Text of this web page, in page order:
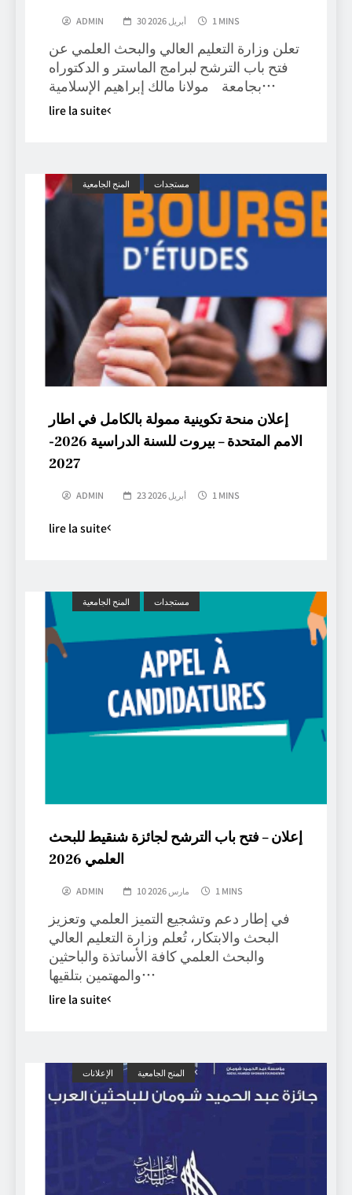
ADMIN 30 أبريل 2026 1 MINS
تعلن وزارة التعليم العالي والبحث العلمي عن
فتح باب الترشح لبرامج الماستر و الدكتوراه
بجامعة مولانا مالك إبراهيم الإسلامية…
lire la suite
المنح الجامعية مستجدات
إعلان منحة تكوينية ممولة بالكامل في اطار
الامم المتحدة – بيروت للسنة الدراسية 2026-
2027
ADMIN 23 أبريل 2026 1 MINS
lire la suite
المنح الجامعية مستجدات
إعلان – فتح باب الترشح لجائزة شنقيط للبحث
العلمي 2026
ADMIN 10 مارس 2026 1 MINS
في إطار دعم وتشجيع التميز العلمي وتعزيز
البحث والابتكار، تُعلم وزارة التعليم العالي
والبحث العلمي كافة الأساتذة والباحثين
والمهتمين بتلقيها…
lire la suite
الإعلانات المنح الجامعية